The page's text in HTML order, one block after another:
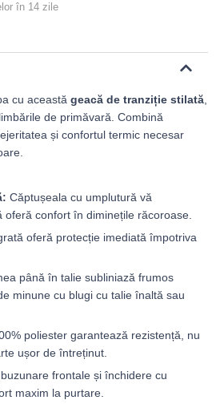
în 14 zile
cu această geacă de tranziție stilată
de primăvară. Combină
și confortul termic necesar
Căptușeala cu umplutură vă
oferă confort în diminețile răcoroase.
oferă protecție imediată împotriva
până în talie subliniază frumos
minune cu blugi cu talie înaltă sau
poliester garantează rezistență, nu
ușor de întreținut.
frontale și închidere cu
maxim la purtare.